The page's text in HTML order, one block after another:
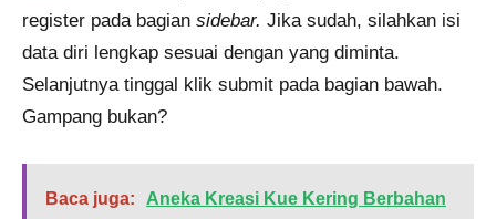
register pada bagian sidebar. Jika sudah, silahkan isi
data diri lengkap sesuai dengan yang diminta.
Selanjutnya tinggal klik submit pada bagian bawah.
Gampang bukan?
Baca juga:
Aneka Kreasi Kue Kering Berbahan